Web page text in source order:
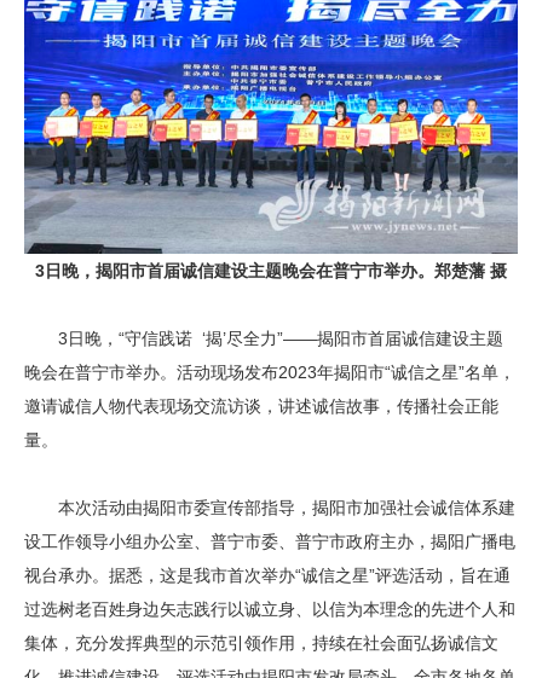
3日晚，揭阳市首届诚信建设主题晚会在普宁市举办。郑楚藩 摄
3日晚，“守信践诺 ‘揭’尽全力”——揭阳市首届诚信建设主题
晚会在普宁市举办。活动现场发布2023年揭阳市“诚信之星”名单，
邀请诚信人物代表现场交流访谈，讲述诚信故事，传播社会正能
量。
本次活动由揭阳市委宣传部指导，揭阳市加强社会诚信体系建
设工作领导小组办公室、普宁市委、普宁市政府主办，揭阳广播电
视台承办。据悉，这是我市首次举办“诚信之星”评选活动，旨在通
过选树老百姓身边矢志践行以诚立身、以信为本理念的先进个人和
集体，充分发挥典型的示范引领作用，持续在社会面弘扬诚信文